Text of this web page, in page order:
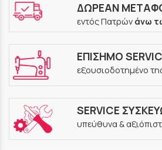
ΔΩΡΕΑΝ
εντός Πατρών άνω
ΕΠΙΣΗΜΟ
εξουσιοδοτημένο
SERVICE
υπεύθυνα &